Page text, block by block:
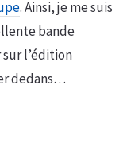
. Ainsi, je me suis
bande
l’édition
dedans…